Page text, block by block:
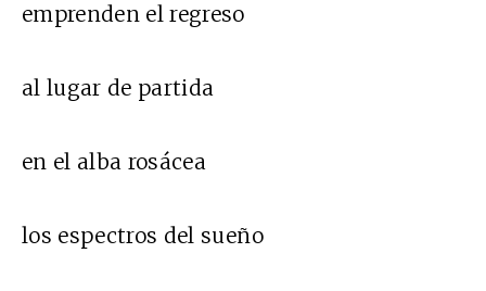
emprenden el regreso
al lugar de partida
en el alba rosácea
los espectros del sueño